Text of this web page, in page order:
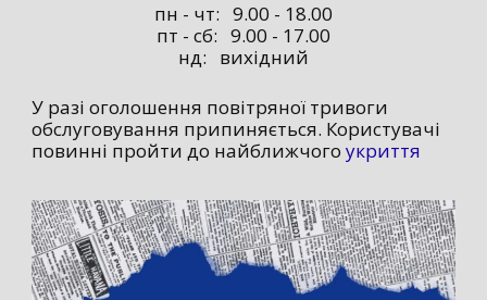
пн - чт: 9.00 - 18.00
пт - сб: 9.00 - 17.00
нд: вихідний
У разі оголошення повітряної тривоги
обслуговування припиняється. Користувачі
повинні пройти до найближчого укриття